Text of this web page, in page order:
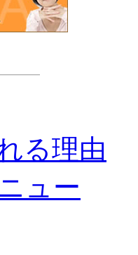
る理由
ュー